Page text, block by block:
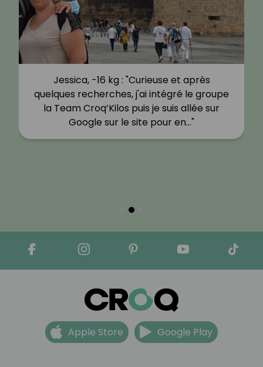
Jessica, -16 kg : "Curieuse et après
quelques recherches, j'ai intégré le groupe
la Team Croq’Kilos puis je suis allée sur
Google sur le site pour en…"
Apple Store Google Play